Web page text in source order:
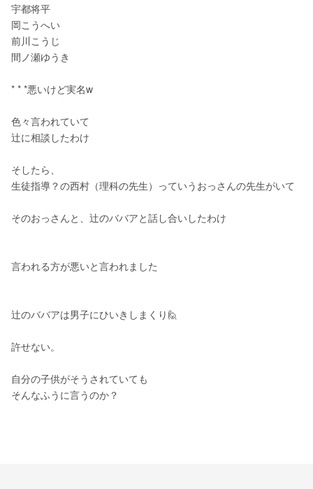
宇都将平
岡こうへい
前川こうじ
間ノ瀬ゆうき
* * *悪いけど実名w
色々言われていて
辻に相談したわけ
そしたら、
生徒指導？の西村（理科の先生）っていうおっさんの先生がいて
そのおっさんと、辻のババアと話し合いしたわけ
言われる方が悪いと言われました
辻のババアは男子にひいきしまくり🙋
許せない。
自分の子供がそうされていても
そんなふうに言うのか？